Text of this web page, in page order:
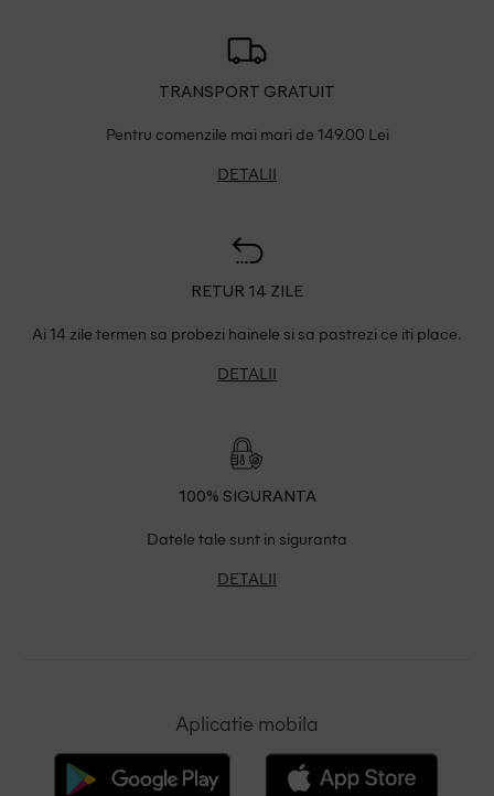
TRANSPORT GRATUIT
Pentru comenzile mai mari de 149.00 Lei
DETALII
RETUR 14 ZILE
Ai 14 zile termen sa probezi hainele si sa pastrezi ce iti place.
DETALII
100% SIGURANTA
Datele tale sunt in siguranta
DETALII
Aplicatie mobila